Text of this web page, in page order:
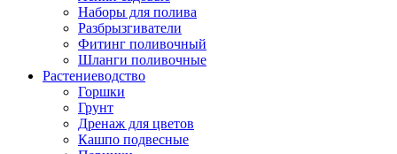
Наборы для полива
Разбрызгиватели
Фитинг поливочный
Шланги поливочные
Растениеводство
Горшки
Грунт
Дренаж для цветов
Кашпо подвесные